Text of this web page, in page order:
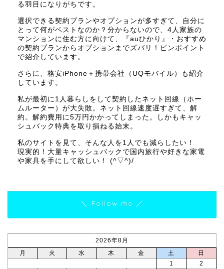
る羽目になりがちです。
選択できる契約プランやオプションが多すぎて、自分に
とって何がベストなのか？分からないので、4人家族の
マンションに住む方に向けて、『auひかり』・おすすめ
の契約プランからオプションまでズバリ！ピンポイント
で紹介しています。
さらに、格安iPhone＋携帯会社（UQモバイル）も紹介
しています。
私が最初に1人暮らしをして契約したネット回線（ホー
ムルーター）が大失敗。ネット回線速度遅すぎて、解
約。解約費用に5万円かかってしまった。しかもキャッ
シュバック特典を取り損ねる始末。
私のサイトを見て、そんな人を1人でも減らしたい！
現実的！大量キャッシュバックで国内旅行や好きな家電
や家具を手にして欲しい！ (^▽^)/
＼ Follow me ／
2026年8月
月
火 水 木 金 土
日
1
2